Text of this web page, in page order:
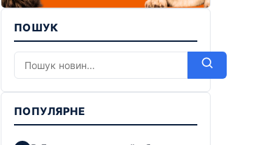
ПОШУК
ПОПУЛЯРНЕ